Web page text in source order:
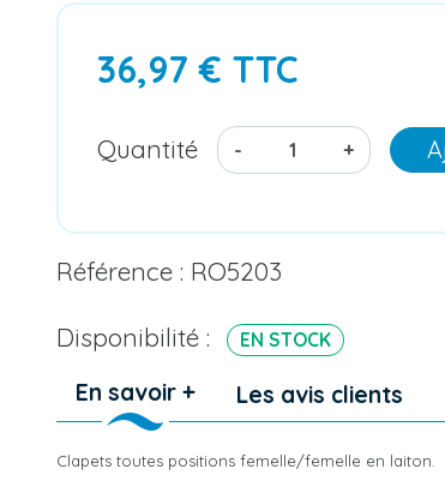
36,97 € TTC
Quantité - +
Référence : RO5203
Disponibilité : EN STOCK
En savoir + Les avis clients
Clapets toutes positions femelle/femelle en laiton.